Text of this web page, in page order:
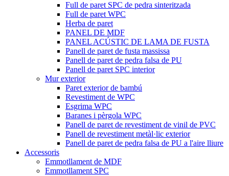
Full de paret SPC de pedra sinteritzada
Full de paret WPC
Herba de paret
PANEL DE MDF
PANEL ACÚSTIC DE LAMA DE FUSTA
Panell de paret de fusta massissa
Panell de paret de pedra falsa de PU
Panell de paret SPC interior
Mur exterior
Paret exterior de bambú
Revestiment de WPC
Esgrima WPC
Baranes i pèrgola WPC
Panell de paret de revestiment de vinil de PVC
Panell de revestiment metàl·lic exterior
Panell de paret de pedra falsa de PU a l'aire lliure
Accessoris
Emmotllament de MDF
Emmotllament SPC